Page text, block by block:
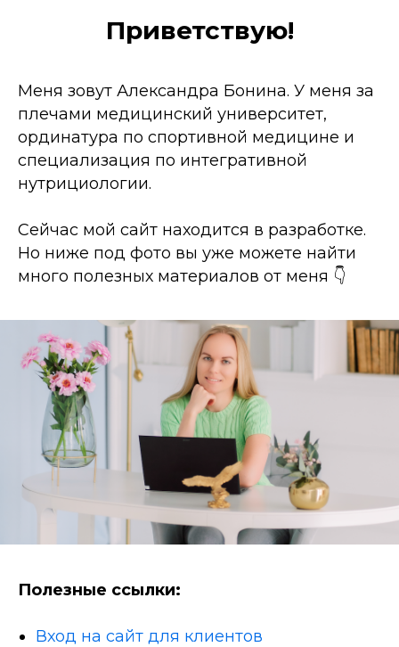
Приветствую!
Меня зовут Александра Бонина. У меня за
плечами медицинский университет,
ординатура по спортивной медицине и
специализация по интегративной
нутрициологии.
Сейчас мой сайт находится в разработке.
Но ниже под фото вы уже можете найти
много полезных материалов от меня 👇
Полезные ссылки:
Вход на сайт для клиентов